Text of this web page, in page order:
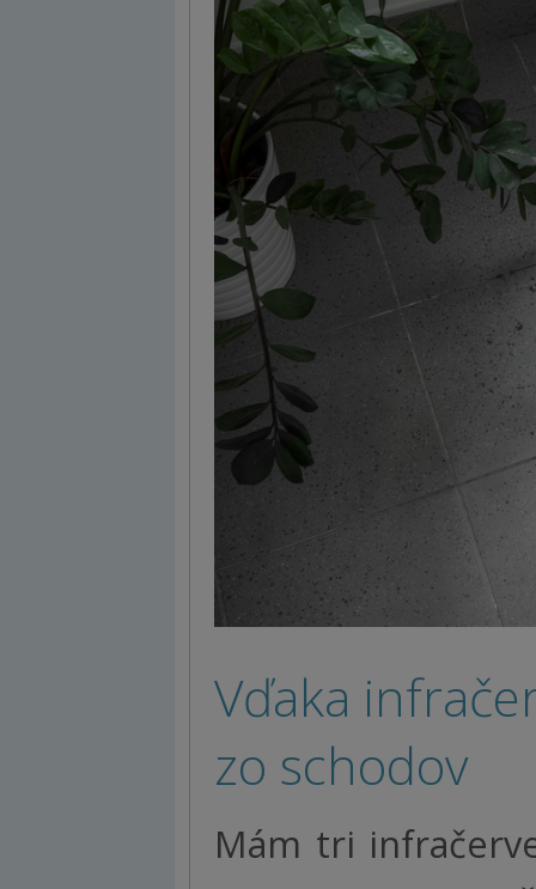
Vďaka
zo schodov
Mám tri